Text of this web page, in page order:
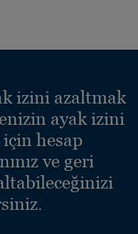
izini azaltmak
ayak izini
hesap
ve geri